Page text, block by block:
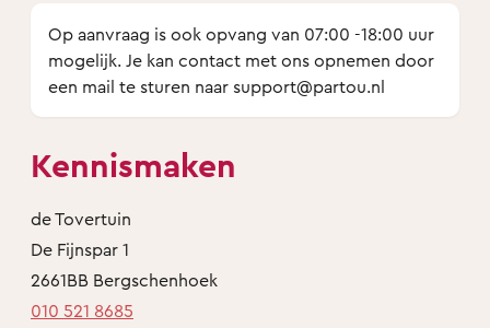
Op aanvraag is ook opvang van 07:00 -18:00 uur
mogelijk. Je kan contact met ons opnemen door
een mail te sturen naar support@partou.nl
Kennismaken
de Tovertuin
De Fijnspar 1
2661BB Bergschenhoek
010 521 8685